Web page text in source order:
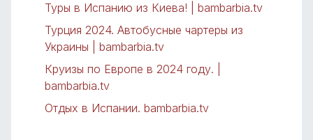
Туры в Испанию из Киева! | bambarbia.tv
Турция 2024. Автобусные чартеры из
Украины | bambarbia.tv
Круизы по Европе в 2024 году. |
bambarbia.tv
Отдых в Испании. bambarbia.tv